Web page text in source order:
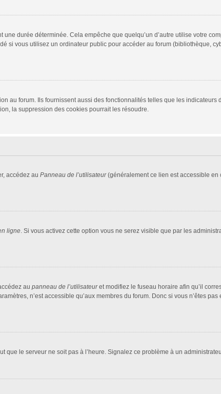
durée déterminée. Cela empêche que quelqu’un d’autre utilise votre
si vous utilisez un ordinateur public pour accéder au forum (bibliothèque,
au forum. Ils fournissent aussi des fonctionnalités telles que les indicateurs
la suppression des cookies pourrait les résoudre.
accédez au Panneau de l’utilisateur(généralement ce lien est accessible en
ligne . Si vous activez cette option vous ne serez visible que par les
au panneau de l’utilisateuret modifiez le fuseau horaire afin qu’il
n’est accessible qu’aux membres du forum. Donc si vous n’êtes pas
que le serveur ne soit pas à l’heure. Signalez ce problème à un